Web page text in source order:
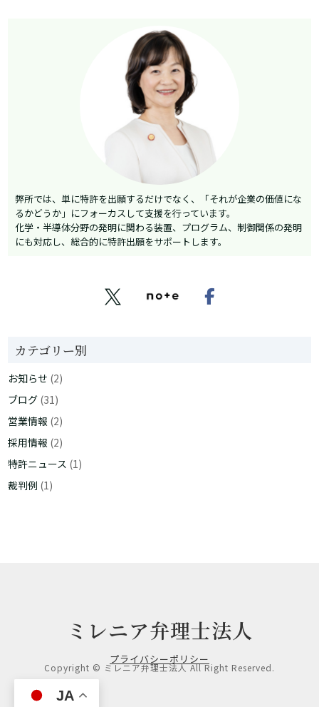
弊所では、単に特許を出願するだけでなく、「それが企業の価値にな
るかどうか」にフォーカスして支援を行っています。
化学・半導体分野の発明に関わる装置、プログラム、制御関係の発明
にも対応し、総合的に特許出願をサポートします。
 
カテゴリー別
お知らせ (2)
ブログ (31)
営業情報 (2)
採用情報 (2)
特許ニュース (1)
裁判例 (1)
ミレニア弁理士法人
プライバシーポリシー
Copyright © ミレニア弁理士法人 All Right Reserved.
JA